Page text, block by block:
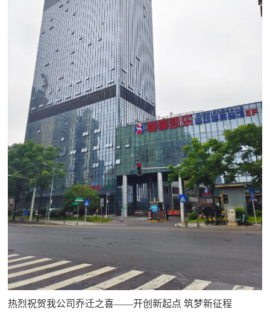
热烈祝贺我公司乔迁之喜——开创新起点 筑梦新征程